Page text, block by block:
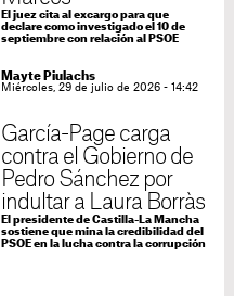
El juez cita al excargo para que
declare como investigado el 10 de
septiembre con relación al PSOE
Mayte Piulachs
Miércoles, 29 de julio de 2026 - 14:42
García-Page carga
contra el Gobierno de
Pedro Sánchez por
indultar a Laura Borràs
El presidente de Castilla-La Mancha
sostiene que mina la credibilidad del
PSOE en la lucha contra la corrupción